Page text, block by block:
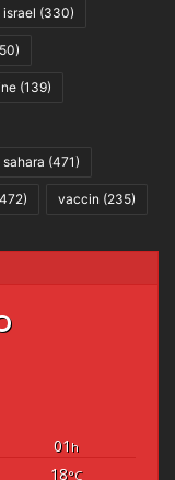
israel (330)
(139)
sahara (471)
vaccin (235)
01 h
18°C